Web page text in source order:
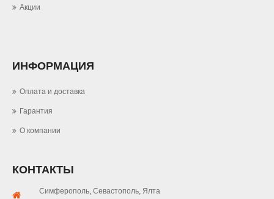
Акции
ИНФОРМАЦИЯ
Оплата и доставка
Гарантия
О компании
КОНТАКТЫ
Симферополь, Севастополь, Ялта